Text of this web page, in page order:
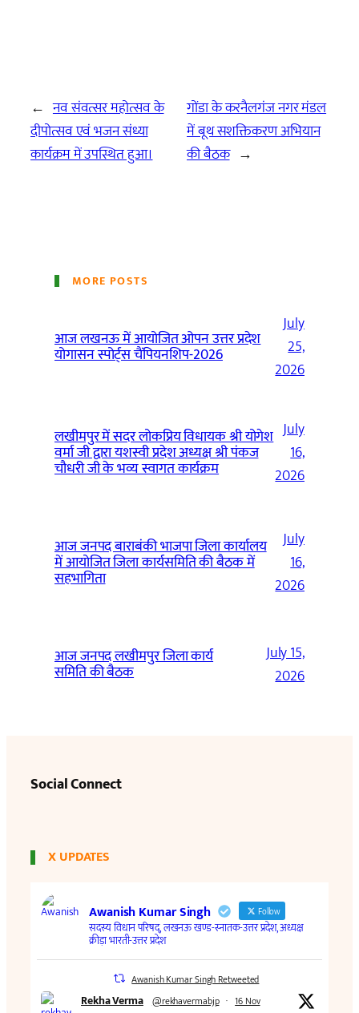
← नव संवत्सर महोत्सव के
दीपोत्सव एवं भजन संध्या
कार्यक्रम में उपस्थित हुआ।
गोंडा के करनैलगंज नगर मंडल
में बूथ सशक्तिकरण अभियान
की बैठक →
MORE POSTS
आज लखनऊ में आयोजित ओपन उत्तर प्रदेश
योगासन स्पोर्ट्स चैंपियनशिप-2026
July
25,
2026
लखीमपुर में सदर लोकप्रिय विधायक श्री योगेश
वर्मा जी द्वारा यशस्वी प्रदेश अध्यक्ष श्री पंकज
चौधरी जी के भव्य स्वागत कार्यक्रम
July
16,
2026
आज जनपद बाराबंकी भाजपा जिला कार्यालय
में आयोजित जिला कार्यसमिति की बैठक में
सहभागिता
July
16,
2026
आज जनपद लखीमपुर जिला कार्य
समिति की बैठक
July 15,
2026
Social Connect
X UPDATES